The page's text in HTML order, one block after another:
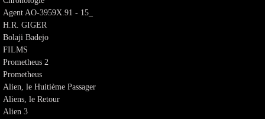
Agent AO-3959X.91 - 15_
H.R. GIGER
Bolaji Badejo
FILMS
Prometheus 2
Prometheus
Alien, le Huitième Passager
Aliens, le Retour
Alien 3